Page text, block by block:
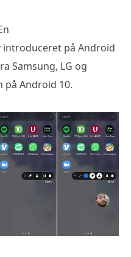
på Android
Samsung, LG og
på Android 10.